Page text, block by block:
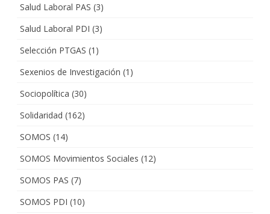
Salud Laboral PAS (3)
Salud Laboral PDI (3)
Selección PTGAS (1)
Sexenios de Investigación (1)
Sociopolítica (30)
Solidaridad (162)
SOMOS (14)
SOMOS Movimientos Sociales (12)
SOMOS PAS (7)
SOMOS PDI (10)